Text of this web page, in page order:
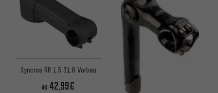
Syncros RR 1.5 31.8 Vorbau
AB 42,99€